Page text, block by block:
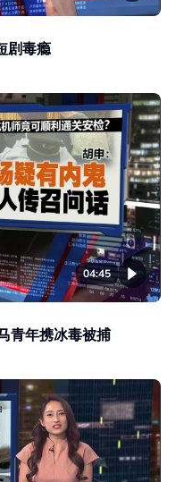
剧毒瘾
04:45
青年携冰毒被捕